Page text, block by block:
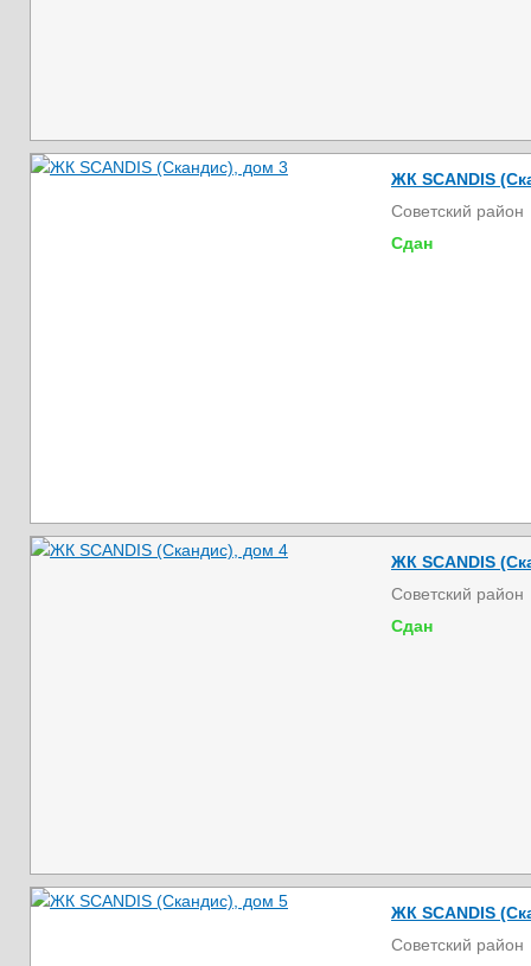
ЖК SCANDIS
Советский район
Сдан
ЖК SCANDIS
Советский район
Сдан
ЖК SCANDIS
Советский район